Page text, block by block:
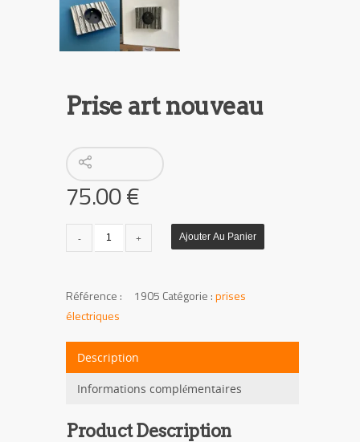
Prise art nouveau
75.00€
quantité
de
art
nouveau
Ajouter Au Panier
UGS :
1905 Catégorie :prises
électriques
Description
Informations complémentaires
Product Description